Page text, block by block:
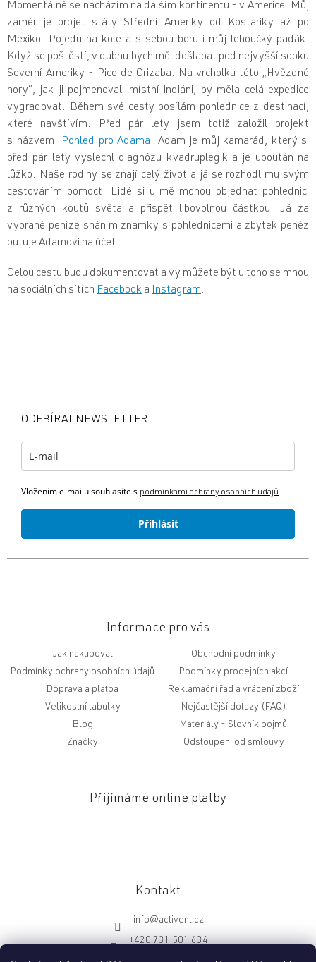
Momentálně se nacházím na dalším kontinentu - v Americe. Můj
záměr je projet státy Střední Ameriky od Kostariky až po
Mexiko. Pojedu na kole a s sebou beru i můj lehoučký padák.
Když se poštěstí, v dubnu bych měl došlapat pod nejvyšší sopku
Severní Ameriky - Pico de Orizaba. Na vrcholku této „Hvězdné
hory“, jak ji pojmenovali místní indiáni, by měla celá expedice
vygradovat. Během své cesty posílám pohlednice z destinací,
které navštívím. Před pár lety jsem totiž založil projekt
s názvem: Pohled pro Adama. Adam je můj kamarád, který si
před pár lety vyslechl diagnózu kvadruplegik a je upoután na
lůžko. Naše rodiny se znají celý život a já se rozhodl mu svým
cestováním pomoct. Lidé si u mě mohou objednat pohlednici
z různých koutů světa a přispět libovolnou částkou. Já za
vybrané peníze sháním známky s pohlednicemi a zbytek peněz
putuje Adamovi na účet.
Celou cestu budu dokumentovat a vy můžete být u toho se mnou
na sociálních sítích Facebook a Instagram.
ODEBÍRAT NEWSLETTER
Vložením e-mailu souhlasíte s podmínkami ochrany osobních údajů
Přihlásit
Informace pro vás
Jak nakupovat
Obchodní podmínky
Podmínky ochrany osobních údajů
Podmínky prodejních akcí
Doprava a platba
Reklamační řád a vrácení zboží
Velikostní tabulky
Nejčastější dotazy (FAQ)
Blog
Slovník pojmů
Značky
Odstoupení od smlouvy
Přijímáme online platby
Kontakt
info@activent.cz
+420 731 501 634